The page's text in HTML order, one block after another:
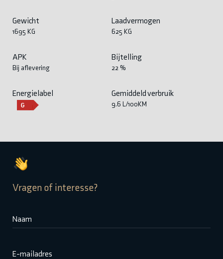
Gewicht
1695 KG
Laadvermogen
625 KG
APK
Bij aflevering
Bijtelling
22 %
Energielabel Gemiddeld verbruik
9.6 L/100KM
Vragen of interesse?
Naam
E-mailadres